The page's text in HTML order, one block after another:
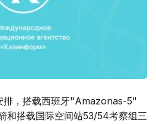
排，搭载西班牙"Amazonas-5"
和搭载国际空间站53/54考察组三